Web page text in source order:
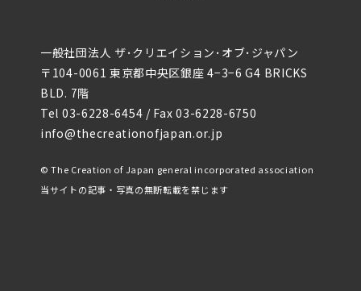
一般社団法人 ザ･クリエイション･オブ･ジャパン
〒104-0061 東京都中央区銀座 4−3−6 G4 BRICKS
BLD. 7階
Tel 03-6228-6454 / Fax 03-6228-6750
info@thecreationofjapan.or.jp
© The Creation of Japan general incorporated association
当サイトの記事・写真の無断転載を禁じます